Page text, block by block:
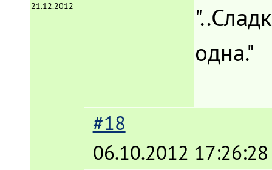
21.12.2012
одна."
#18
06.10.2012 17:26:28